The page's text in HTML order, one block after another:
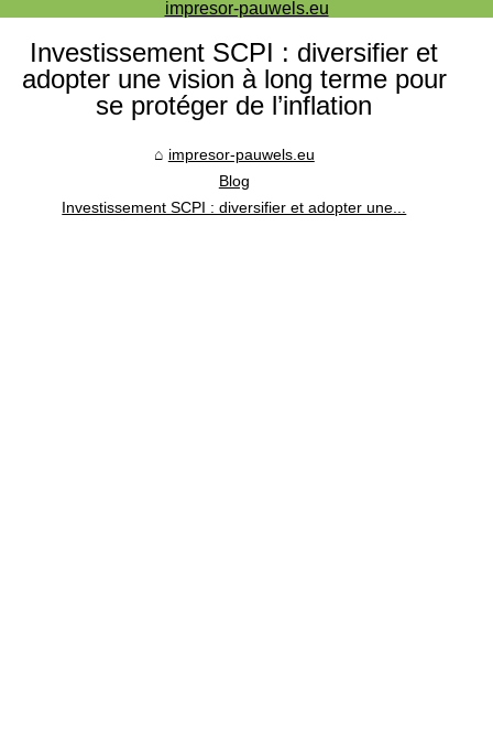
Investissement SCPI : diversifier et
adopter une vision à long terme pour
se protéger de l’inflation
impresor-pauwels.eu
Blog
Investissement SCPI : diversifier et adopter une...
impresor-pauwels.eu